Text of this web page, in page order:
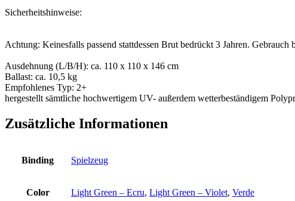
Sicherheitshinweise:
Achtung: Keinesfalls passend stattdessen Brut bedrückt 3 Jahren. Gebrauch
Ausdehnung (L/B/H): ca. 110 x 110 x 146 cm
Ballast: ca. 10,5 kg
Empfohlenes Typ: 2+
hergestellt sämtliche hochwertigem UV- außerdem wetterbeständigem
Zusätzliche Informationen
Binding Spielzeug
Color Light Green – Ecru, Light Green – Violet, Verde